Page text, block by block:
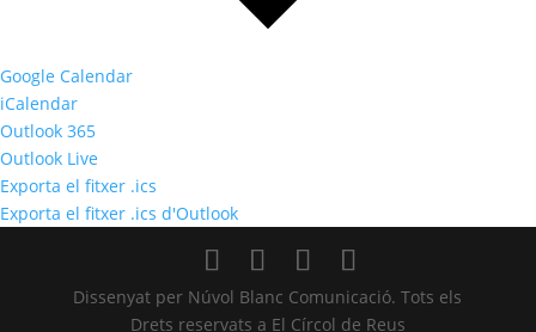
Google Calendar
iCalendar
Outlook 365
Outlook Live
Exporta el fitxer .ics
Exporta el fitxer .ics d'Outlook
Dissenyat per Núvol Blanc Comunicació. Tots els
Drets reservats a El Círcol de Reus